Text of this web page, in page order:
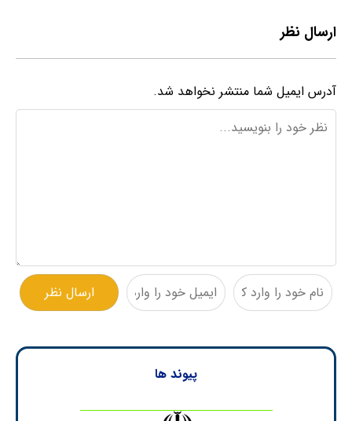
ارسال نظر
آدرس ایمیل شما منتشر نخواهد شد.
پیوند ها